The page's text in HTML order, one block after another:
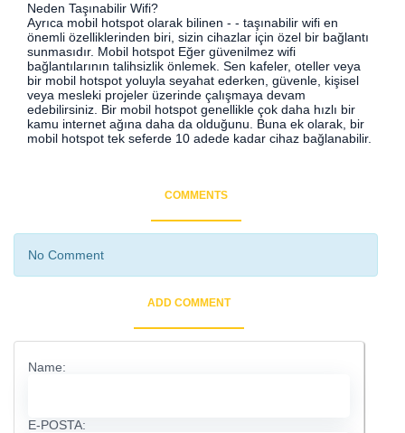
Neden Taşınabilir Wifi?
Ayrıca mobil hotspot olarak bilinen - - taşınabilir wifi en
önemli özelliklerinden biri, sizin cihazlar için özel bir bağlantı
sunmasıdır. Mobil hotspot Eğer güvenilmez wifi
bağlantılarının talihsizlik önlemek. Sen kafeler, oteller veya
bir mobil hotspot yoluyla seyahat ederken, güvenle, kişisel
veya mesleki projeler üzerinde çalışmaya devam
edebilirsiniz. Bir mobil hotspot genellikle çok daha hızlı bir
kamu internet ağına daha da olduğunu. Buna ek olarak, bir
mobil hotspot tek seferde 10 adede kadar cihaz bağlanabilir.
COMMENTS
No Comment
ADD COMMENT
Name:
E-POSTA: